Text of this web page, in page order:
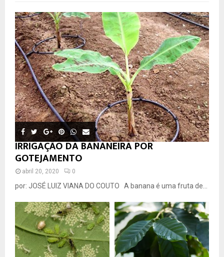
IRRIGAÇÃO DA BANANEIRA POR
GOTEJAMENTO
abril 20, 2020 0
por: JOSÉ LUIZ VIANA DO COUTO A banana é uma fruta de...